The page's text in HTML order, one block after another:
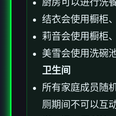
厨房可以进行洗
结衣会使用橱柜
莉音会使用橱柜
美雪会使用洗碗
卫生间
所有家庭成员随
厕期间不可以互动